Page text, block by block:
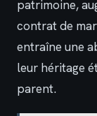
patrimoine,
contrat de
entraîne une
leur héritage
parent.